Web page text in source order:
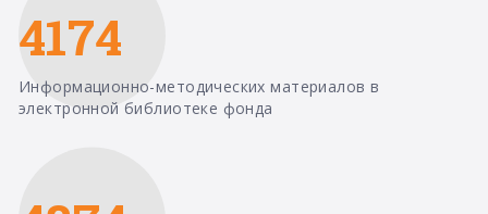
4174
Информационно-методических материалов в
электронной библиотеке фонда